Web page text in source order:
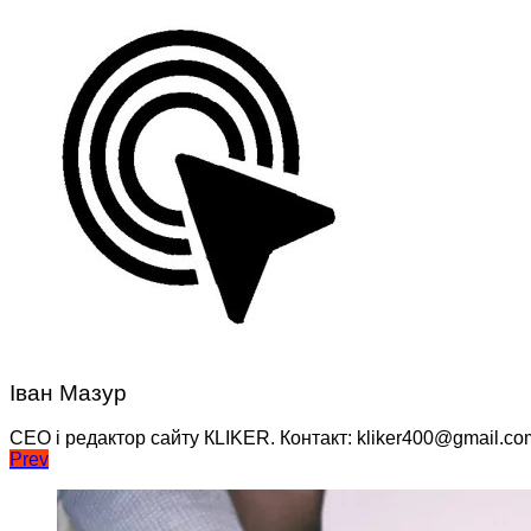
Іван Мазур
CEO і редактор сайту КLIKER. Контакт:
Навігація
записів
Prev